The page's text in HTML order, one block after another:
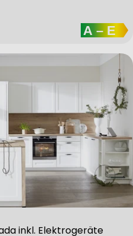
inkl. Elektrogeräte